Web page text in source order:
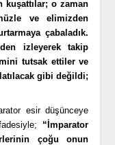
kuşattılar; o zaman
ve elimizden
çabaladık.
izleyerek takip
tutsak ettiler ve
gibi değildi;
esir düşünceye
“İmparator
çoğu onun